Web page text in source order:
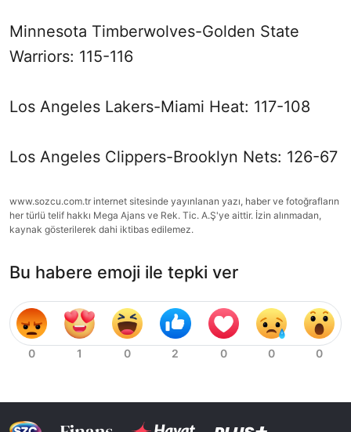
Minnesota Timberwolves-Golden State
Warriors: 115-116
Los Angeles Lakers-Miami Heat: 117-108
Los Angeles Clippers-Brooklyn Nets: 126-67
www.sozcu.com.tr internet sitesinde yayınlanan yazı, haber ve fotoğrafların
her türlü telif hakkı Mega Ajans ve Rek. Tic. A.Ş'ye aittir. İzin alınmadan,
kaynak gösterilerek dahi iktibas edilemez.
Bu habere emoji ile tepki ver